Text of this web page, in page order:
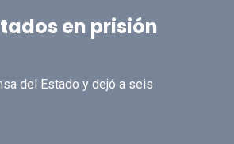
en prisión
del Estado y dejó a seis